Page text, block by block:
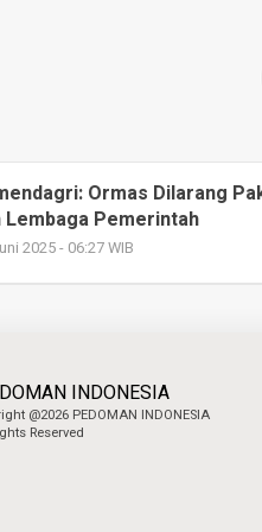
Ormas Dilarang
Lembaga Pemerintah
2025 - 06:27 WIB
@2026 PEDOMAN INDONESIA
Reserved